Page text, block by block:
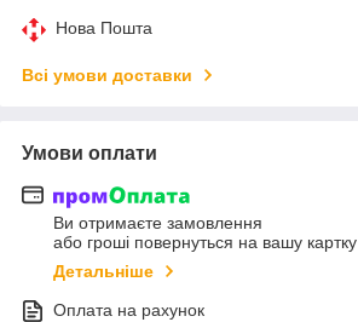
Нова Пошта
Всі умови доставки
Умови оплати
Ви отримаєте замовлення
або гроші повернуться на вашу картку
Детальніше
Оплата на рахунок